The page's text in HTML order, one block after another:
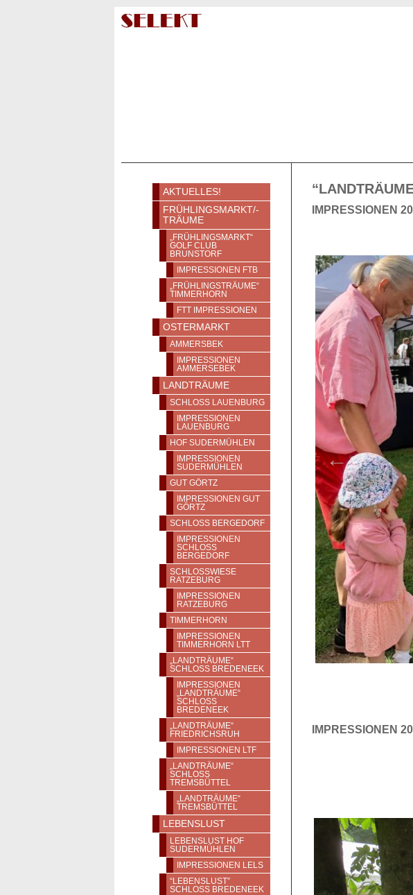
AKTUELLES!
FRÜHLINGSMARKT/-
TRÄUME
„FRÜHLINGSMARKT“
GOLF CLUB
BRUNSTORF
IMPRESSIONEN FTB
„FRÜHLINGSTRÄUME“
TIMMERHORN
FTT IMPRESSIONEN
OSTERMARKT
AMMERSBEK
IMPRESSIONEN
AMMERSEBEK
LANDTRÄUME
SCHLOSS LAUENBURG
IMPRESSIONEN
LAUENBURG
HOF SUDERMÜHLEN
IMPRESSIONEN
SUDERMÜHLEN
GUT GÖRTZ
IMPRESSIONEN GUT
GÖRTZ
SCHLOSS BERGEDORF
IMPRESSIONEN
SCHLOSS
BERGEDORF
SCHLOSSWIESE
RATZEBURG
IMPRESSIONEN
RATZEBURG
TIMMERHORN
IMPRESSIONEN
TIMMERHORN LTT
„LANDTRÄUME“
SCHLOSS BREDENEEK
IMPRESSIONEN
„LANDTRÄUME“
SCHLOSS
BREDENEEK
„LANDTRÄUME“
FRIEDRICHSRUH
IMPRESSIONEN LTF
„LANDTRÄUME“
SCHLOSS T
REMSBÜTTEL
„LANDTRÄUME“
TREMSBÜTTEL
LEBENSLUST
LEBENSLUST HOF
SUDERMÜHLEN
IMPRESSIONEN LELS
“LEBENSLUST”
SCHLOSS BREDENEEK
IMPRESSIONEN
IMPRESSIONEN